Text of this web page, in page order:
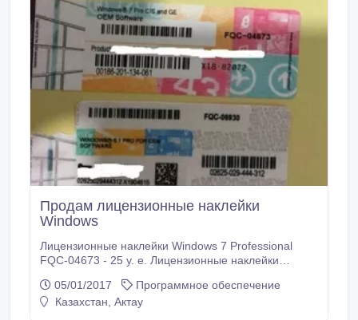
Продам лицензионные наклейки
Windows
Лицензионные наклейки Windows 7 Professional
FQC-04673 - 25 y. e. Лицензионные наклейки
Лицензионные наклейки Windows Professional 10
FQC-08909 -30 y. e. Наклейки абсолютно
05/01/2017
Программное обеспечение
Казахстан, Актау